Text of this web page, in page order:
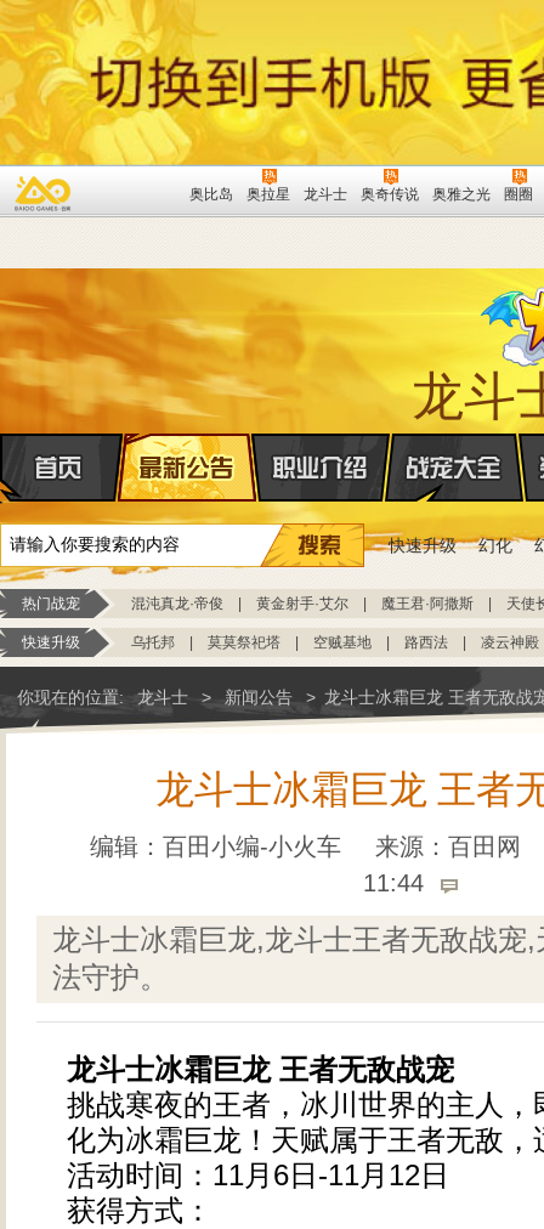
奥比岛 奥拉星 龙斗士 奥奇传说 奥雅之光 圈圈
龙斗
快速升级 幻化
热门战宠 混沌真龙·帝俊 黄金射手·艾尔 魔王君·阿撒斯 天使
快速升级 乌托邦 莫莫祭祀塔 空贼基地 路西法 凌云神殿
你现在的位置: 龙斗士 > 新闻公告 > 龙斗士冰霜巨龙 王者无敌战
龙斗士冰霜巨龙 王者
编辑：百田小编-小火车 来源：百田网
11:44
龙斗士冰霜巨龙,龙斗士王者无敌战宠
法守护。
龙斗士冰霜巨龙 王者无敌战宠
挑战寒夜的王者，冰川世界的主人，
化为冰霜巨龙！天赋属于王者无敌，
活动时间：11月6日-11月12日
获得方式：